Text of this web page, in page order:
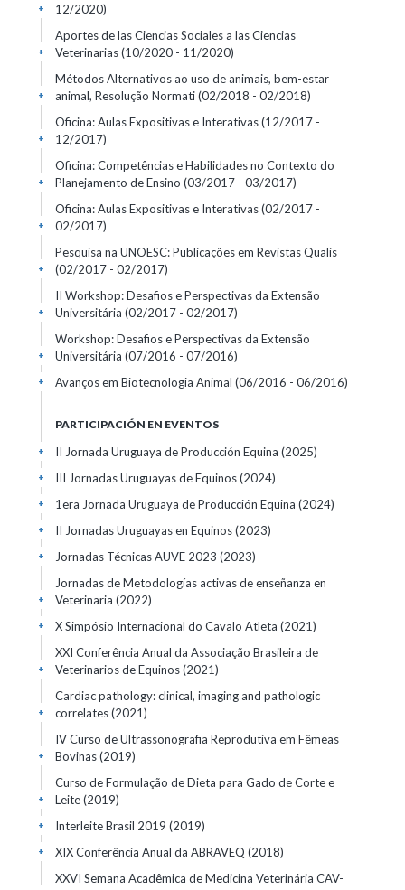
12/2020)
+
Aportes de las Ciencias Sociales a las Ciencias
Veterinarias(10/2020 - 11/2020)
+
Métodos Alternativos ao uso de animais, bem-estar
animal, Resolução Normati(02/2018 - 02/2018)
+
Oficina: Aulas Expositivas e Interativas(12/2017 -
12/2017)
+
Oficina: Competências e Habilidades no Contexto do
Planejamento de Ensino (03/2017 - 03/2017)
+
Oficina: Aulas Expositivas e Interativas(02/2017 -
02/2017)
+
Pesquisa na UNOESC: Publicações em Revistas Qualis
(02/2017 - 02/2017)
+
II Workshop: Desafios e Perspectivas da Extensão
Universitária (02/2017 - 02/2017)
+
Workshop: Desafios e Perspectivas da Extensão
Universitária (07/2016 - 07/2016)
+
Avanços em Biotecnologia Animal (06/2016 - 06/2016)
+
PARTICIPACIÓN EN EVENTOS
II Jornada Uruguaya de Producción Equina (2025)
+
III Jornadas Uruguayas de Equinos(2024)
+
1era Jornada Uruguaya de Producción Equina (2024)
+
II Jornadas Uruguayas en Equinos(2023)
+
Jornadas Técnicas AUVE 2023 (2023)
+
Jornadas de Metodologías activas de enseñanza en
Veterinaria (2022)
+
X Simpósio Internacional do Cavalo Atleta (2021)
+
XXI Conferência Anual da Associação Brasileira de
Veterinarios de Equinos(2021)
+
Cardiac pathology: clinical, imaging and pathologic
correlates(2021)
+
IV Curso de Ultrassonografia Reprodutiva em Fêmeas
Bovinas(2019)
+
Curso de Formulação de Dieta para Gado de Corte e
Leite(2019)
+
Interleite Brasil 2019 (2019)
+
XIX Conferência Anual da ABRAVEQ (2018)
+
XXVI Semana Acadêmica de Medicina Veterinária CAV-